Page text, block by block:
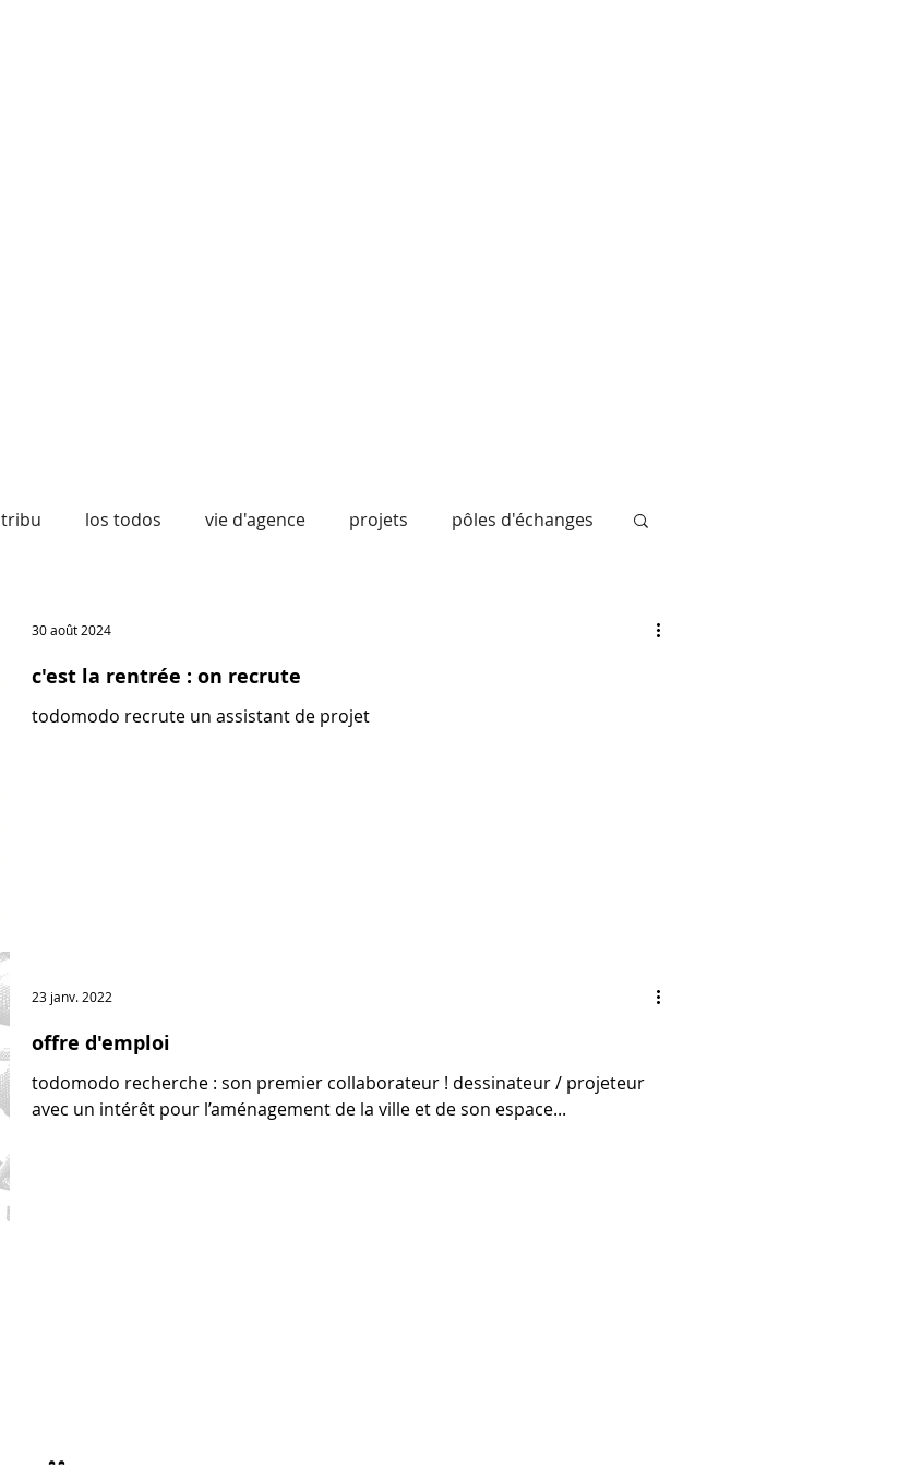
tribu los todos vie d'agence projets pôles d'échanges
c'est la rentrée : on recrute
todomodo recrute un assistant de projet
30 août 2024
offre d'emploi
todomodo recherche : son premier collaborateur ! dessinateur / projeteur
avec un intérêt pour l’aménagement de la ville et de son espace...
23 janv. 2022